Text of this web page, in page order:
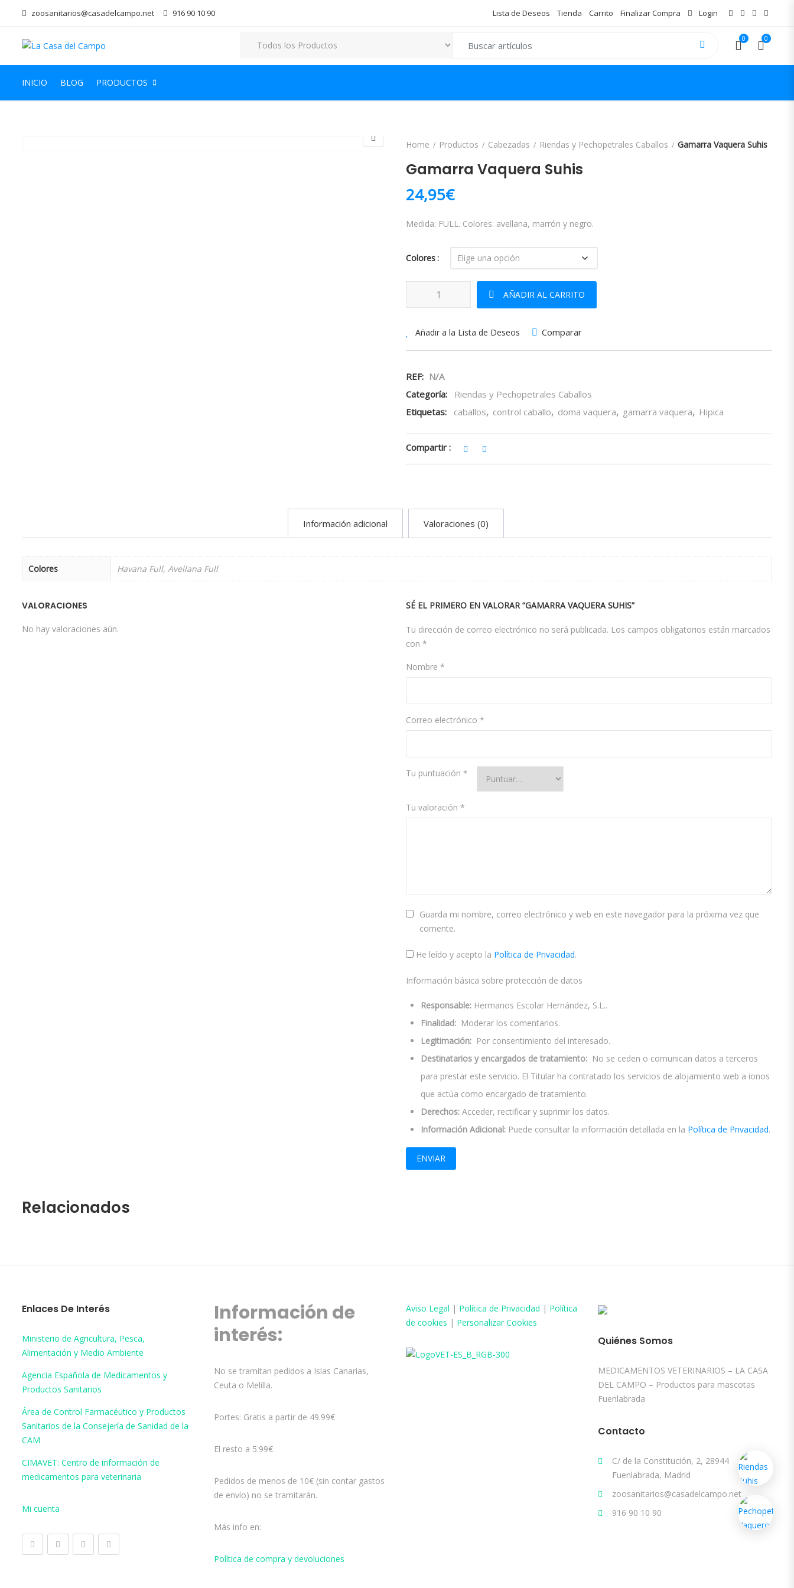
zoosanitarios@casadelcampo.net 916 90 10 90 Lista de Deseos Tienda Carrito Finalizar Compra Login
0 0
INICIO BLOG PRODUCTOS
Home Productos Cabezadas Riendas y Pechopetrales Caballos Gamarra Vaquera Suhis
Gamarra Vaquera Suhis
24,95€
Medida: FULL. Colores: avellana, marrón y negro.
Colores
Gamarra Vaquera Suhis cantidad
AÑADIR AL CARRITO
Añadir a la Lista de Deseos Comparar
REF: N/A
Categoría:
Riendas y Pechopetrales Caballos
Etiquetas:
caballos, control caballo, doma vaquera, gamarra vaquera, Hipica
Compartir :
Información adicional Valoraciones (0)
Colores Havana Full, Avellana Full
VALORACIONES
No hay valoraciones aún.
SÉ EL PRIMERO EN VALORAR “GAMARRA VAQUERA SUHIS”
Tu dirección de correo electrónico no será publicada. Los campos obligatorios están marcados
con *
Nombre *
Correo electrónico *
Tu puntuación *
Tu valoración *
Guarda mi nombre, correo electrónico y web en este navegador para la próxima vez que
comente.
He leído y acepto la Política de Privacidad.
Información básica sobre protección de datos
Responsable: Hermanos Escolar Hernández, S.L..
Finalidad: Moderar los comentarios.
Legitimación: Por consentimiento del interesado.
Destinatarios y encargados de tratamiento: No se ceden o comunican datos a terceros
para prestar este servicio. El Titular ha contratado los servicios de alojamiento web a ionos
que actúa como encargado de tratamiento.
Derechos: Acceder, rectificar y suprimir los datos.
Información Adicional: Puede consultar la información detallada en la Política de Privacidad.
Relacionados
Enlaces De Interés
Ministerio de Agricultura, Pesca,
Alimentación y Medio Ambiente
Agencia Española de Medicamentos y
Productos Sanitarios
Área de Control Farmacéutico y Productos
Sanitarios de la Consejería de Sanidad de la
CAM
CIMAVET: Centro de información de
medicamentos para veterinaria
Mi cuenta
Información de
interés:
No se tramitan pedidos a Islas Canarias,
Ceuta o Melilla.
Portes: Gratis a partir de 49.99€
El resto a 5.99€
Pedidos de menos de 10€ (sin contar gastos
de envío) no se tramitarán.
Más info en:
Política de compra y devoluciones
Aviso Legal | Política de Privacidad | Política
de cookies | Personalizar Cookies
Quiénes Somos
MEDICAMENTOS VETERINARIOS – LA CASA
DEL CAMPO – Productos para mascotas
Fuenlabrada
Contacto
C/ de la Constitución, 2, 28944
Fuenlabrada, Madrid
zoosanitarios@casadelcampo.net
916 90 10 90